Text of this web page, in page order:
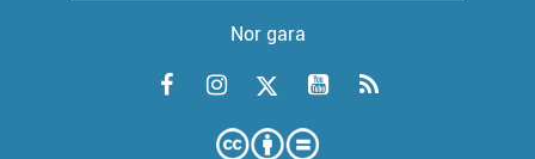
Nor gara